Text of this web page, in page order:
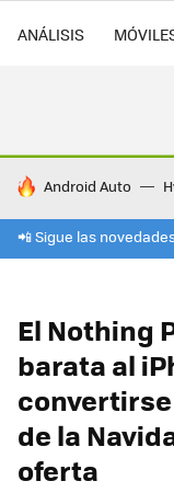
ANÁLISIS
HOY SE HABLA DE
Android Auto
📲 Sigue las
El Nothing
barata al
de la
oferta